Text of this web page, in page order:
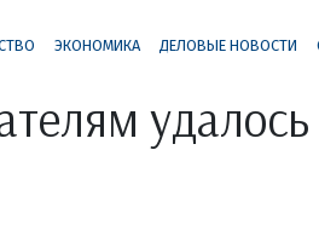
ЭКОНОМИКА ДЕЛОВЫЕ НОВОСТИ
удалось